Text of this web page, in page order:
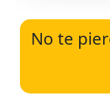
No te